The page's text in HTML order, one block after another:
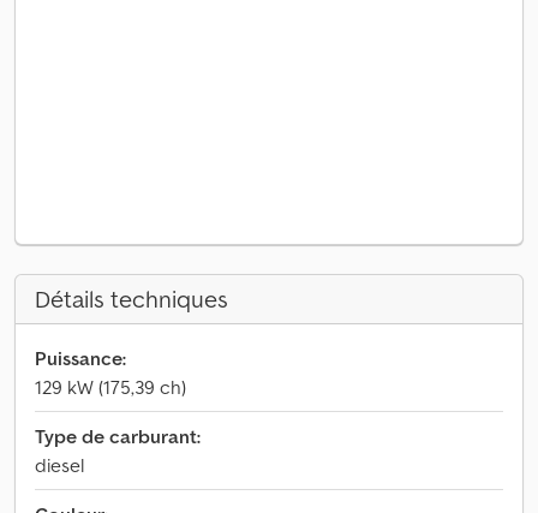
Détails techniques
Puissance:
129 kW (175,39 ch)
Type de carburant:
diesel